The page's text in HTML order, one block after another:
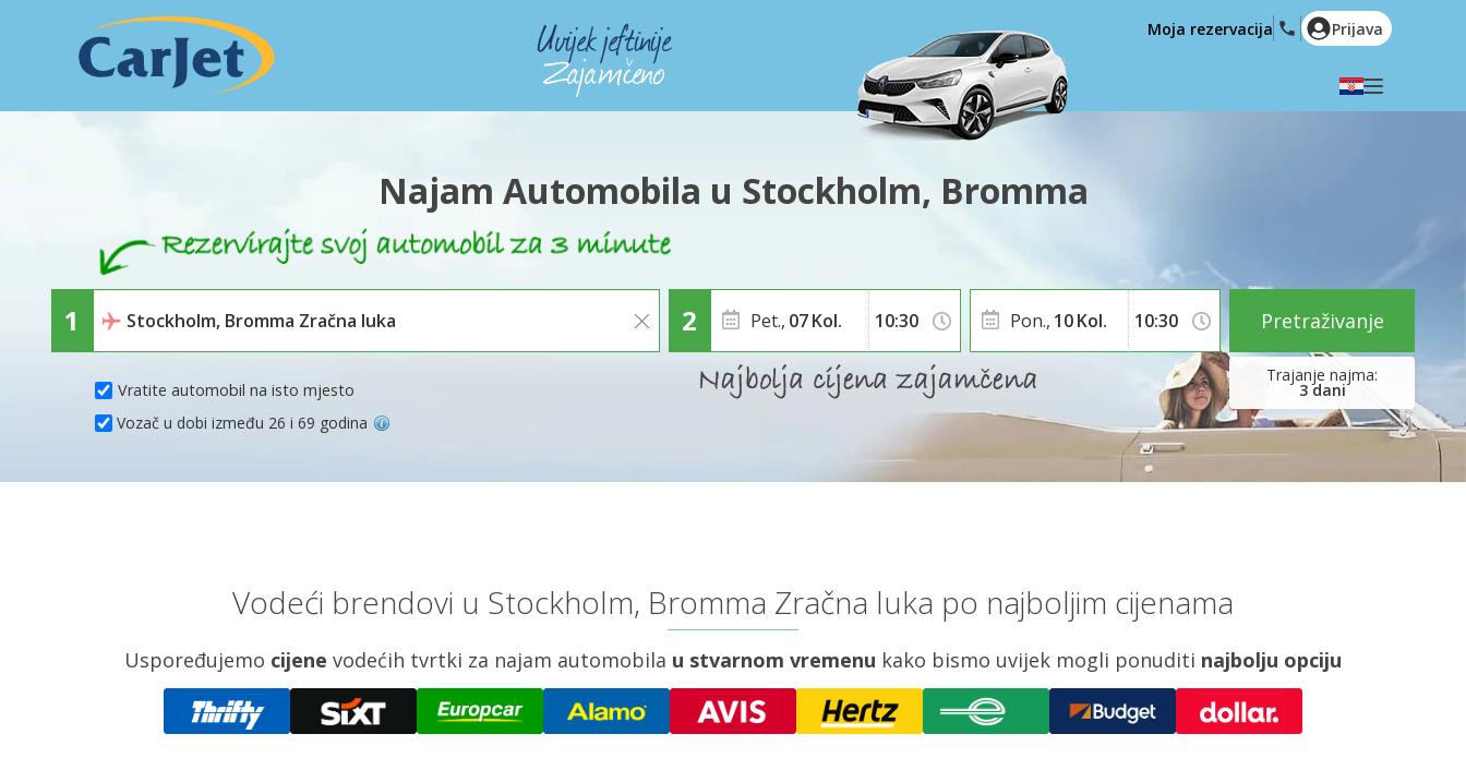
Deutsch
English (US)
Polski
Türkçe
Română
Ελληνικά
Hrvatski
العربية
Moja rezervacija Prijava
Najam Automobila u Stockholm, Bromma
Vratite automobil na isto mjesto
Pet., 07Kol.
3 dani
Pon., 10Kol.
Vozač u dobi između 26 i 69 godina
Pretraživanje
Vodeći brendovi u Stockholm, Bromma Zračna luka po najboljim cijenama
Uspoređujemo cijene vodećih tvrtki za najam automobila u stvarnom vremenu kako bismo uvijek mogli ponuditi najbolju opciju